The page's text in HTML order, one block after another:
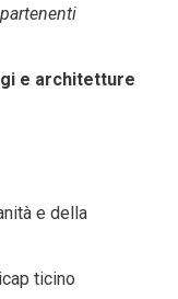
e architetture
e della
ticino